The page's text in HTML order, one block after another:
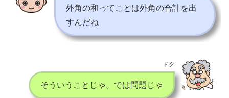
外角の和ってことは外角の合計を出
すんだね
ドク
そういうことじゃ。では問題じゃ